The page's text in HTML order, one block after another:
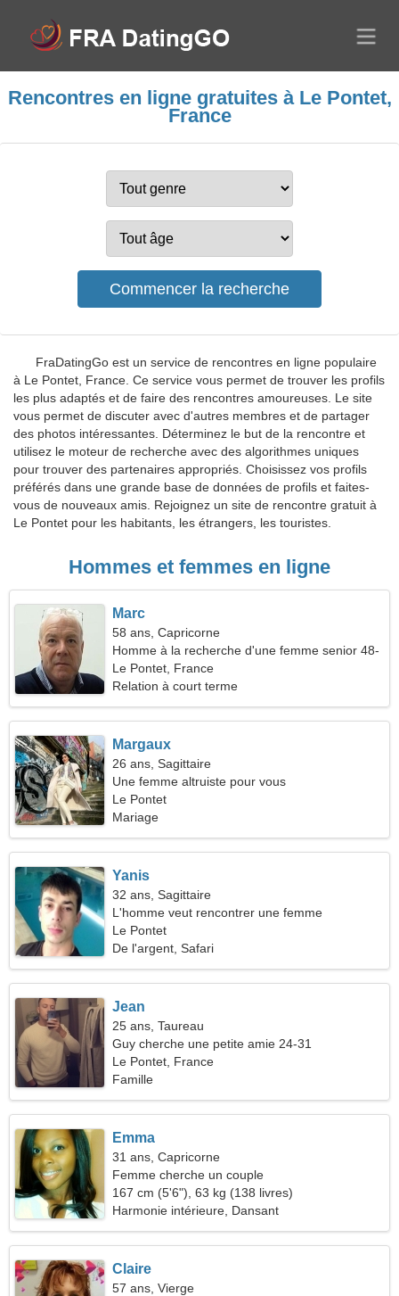
Rencontres en ligne gratuites à Le Pontet,
France
FraDatingGo est un service de rencontres en ligne populaire
à Le Pontet, France. Ce service vous permet de trouver les profils
les plus adaptés et de faire des rencontres amoureuses. Le site
vous permet de discuter avec d'autres membres et de partager
des photos intéressantes. Déterminez le but de la rencontre et
utilisez le moteur de recherche avec des algorithmes uniques
pour trouver des partenaires appropriés. Choisissez vos profils
préférés dans une grande base de données de profils et faites-
vous de nouveaux amis. Rejoignez un site de rencontre gratuit à
Le Pontet pour les habitants, les étrangers, les touristes.
Hommes et femmes en ligne
Marc
58 ans, Capricorne
Homme à la recherche d'une femme senior 48-
53
Le Pontet, France
Relation à court terme
Margaux
26 ans, Sagittaire
Une femme altruiste pour vous
Le Pontet
Mariage
Yanis
32 ans, Sagittaire
L'homme veut rencontrer une femme
Le Pontet
De l'argent, Safari
Jean
25 ans, Taureau
Guy cherche une petite amie 24-31
Le Pontet, France
Famille
Emma
31 ans, Capricorne
Femme cherche un couple
167 cm (5'6"), 63 kg (138 livres)
Harmonie intérieure, Dansant
Claire
57 ans, Vierge